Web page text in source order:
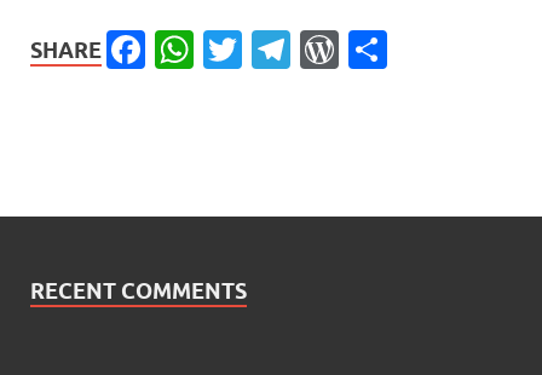
SHARE Facebook
WhatsApp
Twitter
Telegram
WordPress
RECENT COMMENTS